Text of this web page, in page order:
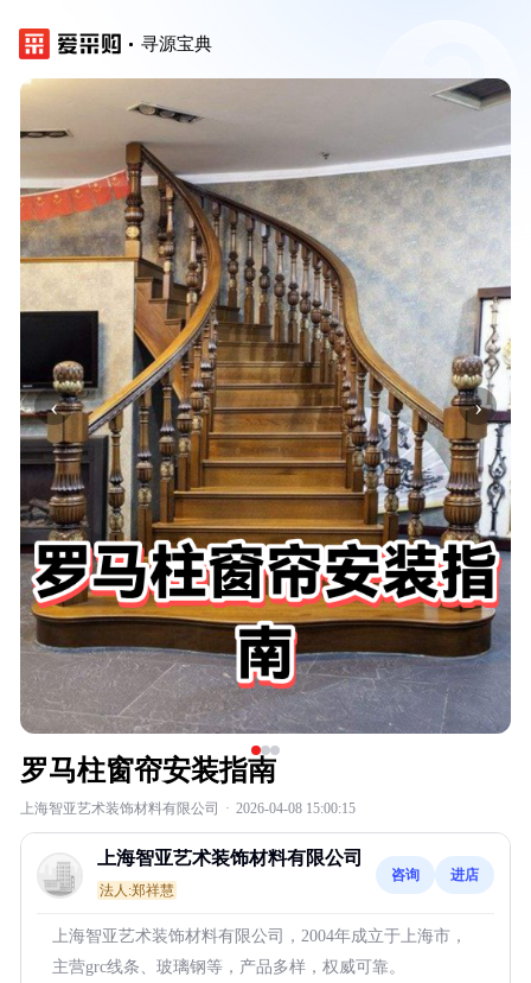
寻源宝典
‹ ›
罗马柱窗帘安装指南
上海智亚艺术装饰材料有限公司 · 2026-04-08 15:00:15
上海智亚艺术装饰材料有限公司
法人:郑祥慧
咨询 进店
上海智亚艺术装饰材料有限公司，2004年成立于上海市，
主营grc线条、玻璃钢等，产品多样，权威可靠。